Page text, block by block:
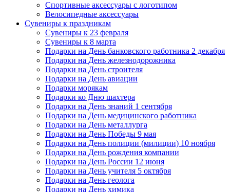
Спортивные аксессуары с логотипом
Велосипедные аксессуары
Сувениры к праздникам
Сувениры к 23 февраля
Сувениры к 8 марта
Подарки на День банковского работника 2 декабря
Подарки на День железнодорожника
Подарки на День строителя
Подарки на День авиации
Подарки морякам
Подарки ко Дню шахтера
Подарки на День знаний 1 сентября
Подарки на День медицинского работника
Подарки на День металлурга
Подарки на День Победы 9 мая
Подарки на День полиции (милиции) 10 ноября
Подарки на День рождения компании
Подарки на День России 12 июня
Подарки на День учителя 5 октября
Подарки на День геолога
Подарки на День химика